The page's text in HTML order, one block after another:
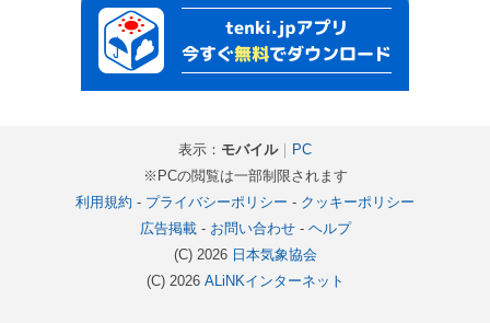
表示： モバイル｜ PC
※PCの閲覧は一部制限されます
利用規約 - プライバシーポリシー - クッキーポリシー
広告掲載- お問い合わせ- ヘルプ
(C) 2026 日本気象協会
(C) 2026 ALiNKインターネット